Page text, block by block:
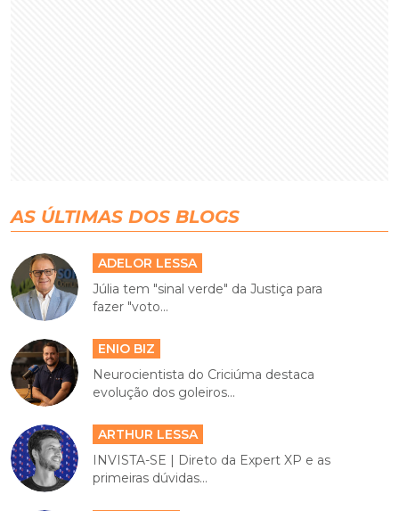
AS ÚLTIMAS DOS BLOGS
ADELOR LESSA
Júlia tem "sinal verde" da Justiça para
fazer "voto...
ENIO BIZ
Neurocientista do Criciúma destaca
evolução dos goleiros...
ARTHUR LESSA
INVISTA-SE | Direto da Expert XP e as
primeiras dúvidas...